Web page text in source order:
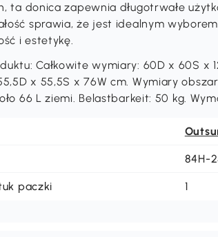
ta donica zapewnia długotrwałe
sprawia, że jest idealnym
i estetykę.
Całkowite wymiary: 60D x 60S x
x 55,5S x 76W cm. Wymiary
66 L ziemi. Belastbarkeit: 50 kg.
84H-
paczki 1